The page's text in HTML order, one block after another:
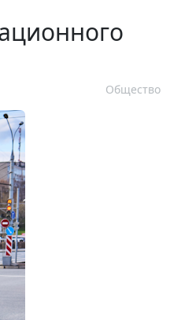
Общество